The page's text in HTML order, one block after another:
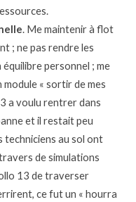
. Me maintenir à flot
; ne pas rendre les
personnel ; me
module « sortir de mes
a voulu rentrer dans
et il restait peu
techniciens au sol ont
de simulations
13 de traverser
ce fut un « hourra